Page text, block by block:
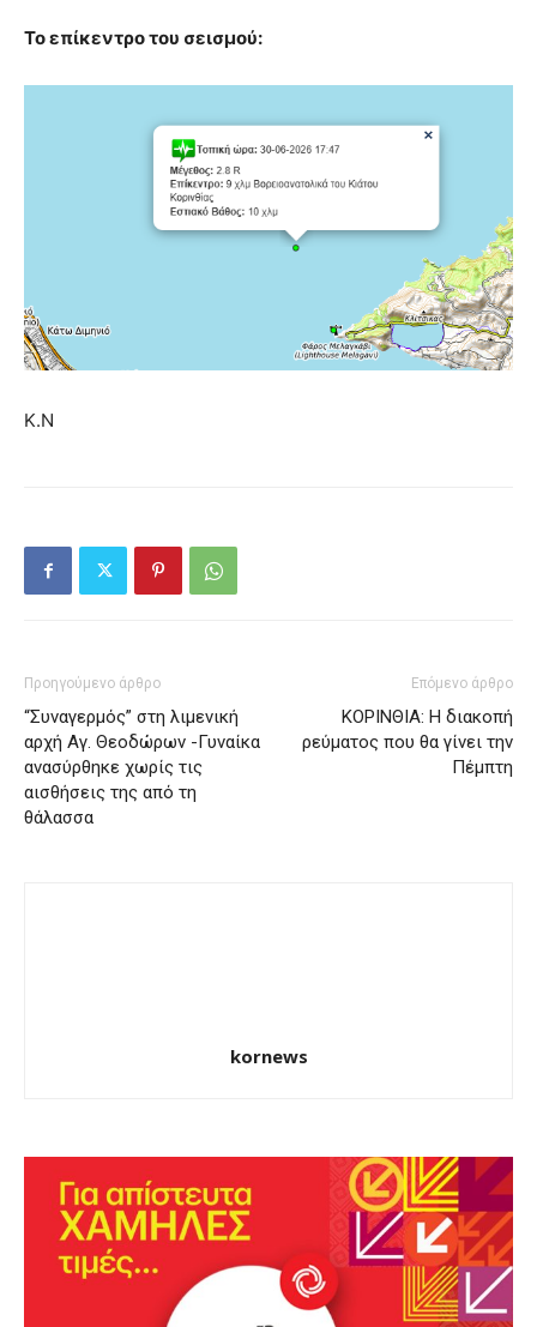
Το επίκεντρο του σεισμού:
Κ.Ν
Προηγούμενο άρθρο
“Συναγερμός” στη λιμενική
αρχή Αγ. Θεοδώρων -Γυναίκα
ανασύρθηκε χωρίς τις
αισθήσεις της από τη
θάλασσα
Επόμενο άρθρο
ΚΟΡΙΝΘΙΑ: Η διακοπή
ρεύματος που θα γίνει την
Πέμπτη
kornews